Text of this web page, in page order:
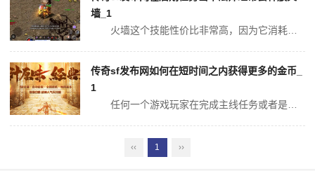
墙_1
传奇sf发布网如何在短时间之内获得更多的金币_
1
‹‹ 1 ››